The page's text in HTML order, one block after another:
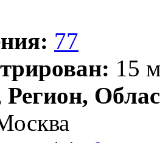
77
15
Регион,